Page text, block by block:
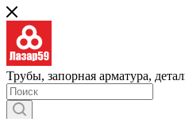
Трубы, запорная арматура,